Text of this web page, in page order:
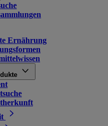
Ernährung